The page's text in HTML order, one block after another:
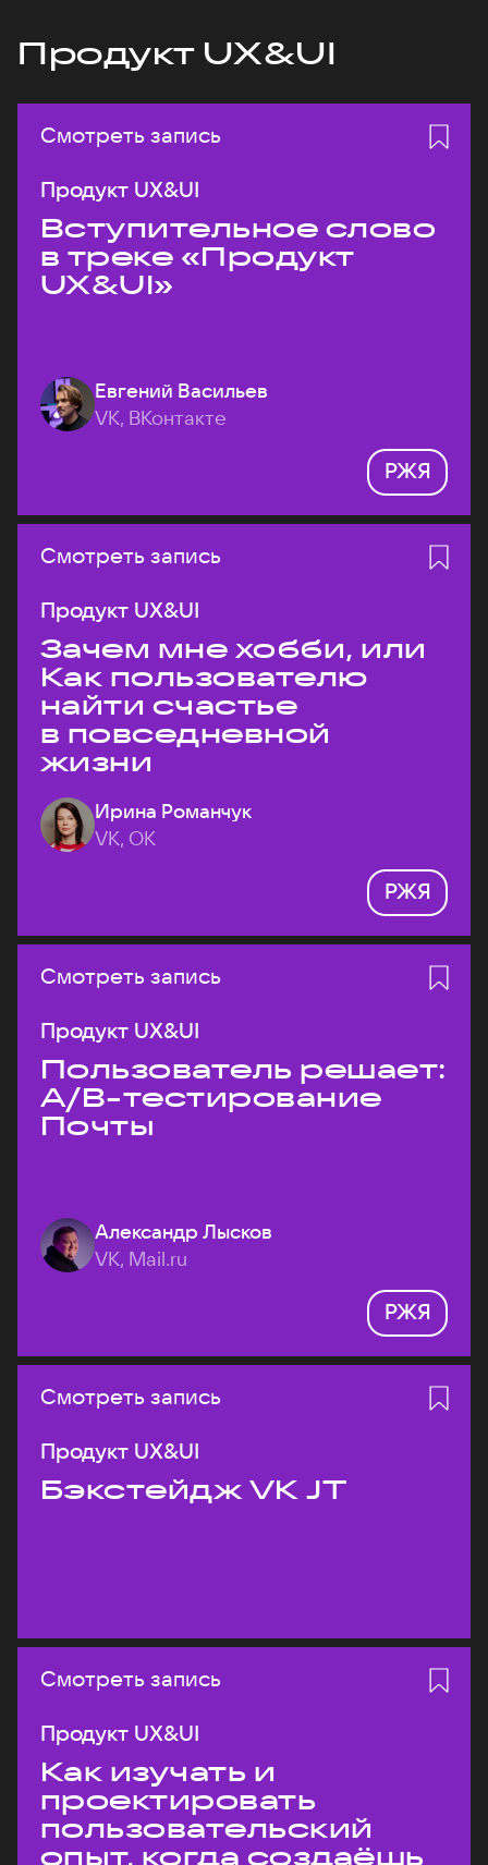
Продукт UX&UI
Смотреть запись
Продукт UX&UI
Вступительное слово
в треке «Продукт
UX&UI»
Евгений Васильев
VK, ВКонтакте
РЖЯ
Смотреть запись
Продукт UX&UI
Зачем мне хобби, или
Как пользователю
найти счастье
в повседневной
жизни
Ирина Романчук
VK, ОК
РЖЯ
Смотреть запись
Продукт UX&UI
Пользователь решает:
A/B-тестирование
Почты
Александр Лысков
VK, Mail.ru
РЖЯ
Смотреть запись
Продукт UX&UI
Бэкстейдж VK JT
Смотреть запись
Продукт UX&UI
Как изучать и
проектировать
пользовательский
опыт, когда создаёшь